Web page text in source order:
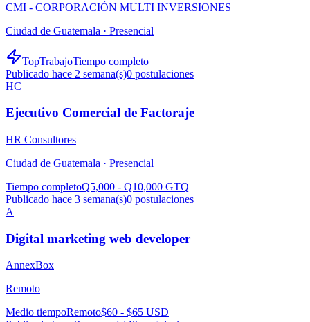
CMI - CORPORACIÓN MULTI INVERSIONES
Ciudad de Guatemala · Presencial
TopTrabajoTiempo completo
Publicado hace 2 semana(s)0 postulaciones
HC
Ejecutivo Comercial de Factoraje
HR Consultores
Ciudad de Guatemala · Presencial
Tiempo completoQ5,000 - Q10,000 GTQ
Publicado hace 3 semana(s)0 postulaciones
A
Digital marketing web developer
AnnexBox
Remoto
Medio tiempoRemoto$60 - $65 USD